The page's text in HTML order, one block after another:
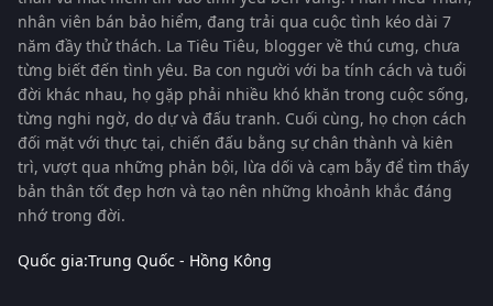
nhân viên bán bảo hiểm, đang trải qua cuộc tình kéo dài 7
năm đầy thử thách. La Tiêu Tiêu, blogger về thú cưng, chưa
từng biết đến tình yêu. Ba con người với ba tính cách và tuổi
đời khác nhau, họ gặp phải nhiều khó khăn trong cuộc sống,
từng nghi ngờ, do dự và đấu tranh. Cuối cùng, họ chọn cách
đối mặt với thực tại, chiến đấu bằng sự chân thành và kiên
trì, vượt qua những phản bội, lừa dối và cạm bẫy để tìm thấy
bản thân tốt đẹp hơn và tạo nên những khoảnh khắc đáng
nhớ trong đời.
Quốc gia:Trung Quốc - Hồng Kông